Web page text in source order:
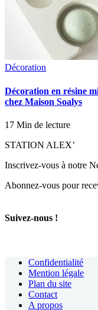
Décoration
Décoration en résine
chez Maison Soalys
17 Min de lecture
STATION ALEX’
Inscrivez-vous à notre
Abonnez-vous pour
Suivez-nous !
Confidentialité
Mention légale
Plan du site
Contact
A propos